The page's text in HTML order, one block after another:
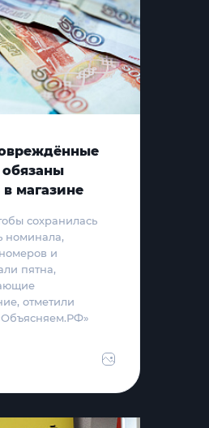
магазине
сохранилась
номинала,
и
пятна,
отметили